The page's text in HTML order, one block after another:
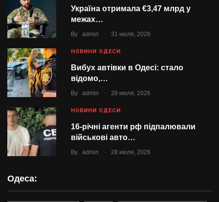
Україна отримала €3,47 млрд у
межах…
By admin . 31 июля, 2026
НОВИНИ ОДЕСИ
Вибух автівки в Одесі: стало
відомо,…
By admin . 28 июля, 2026
НОВИНИ ОДЕСИ
16-річні агенти рф підпалювали
військові авто…
By admin . 28 июля, 2026
Одеса: